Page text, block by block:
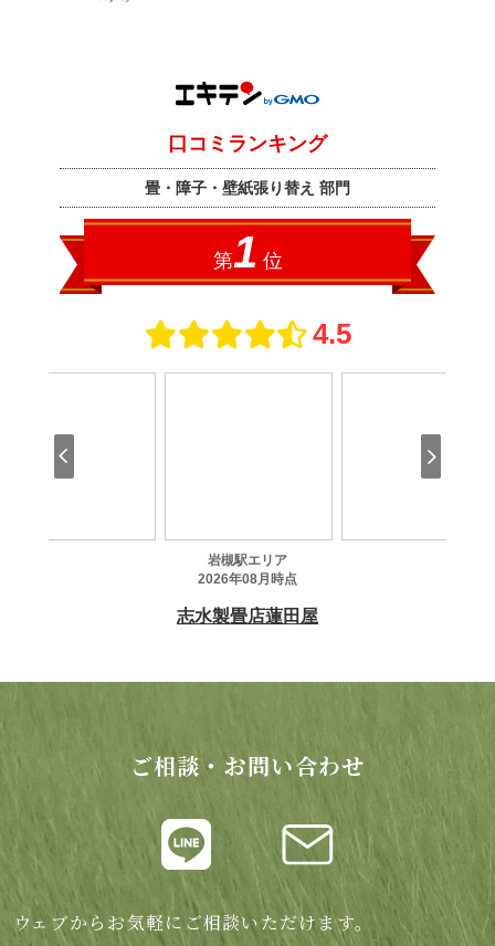
ご相談・お問い合わせ
ウェブからお気軽にご相談いただけます。